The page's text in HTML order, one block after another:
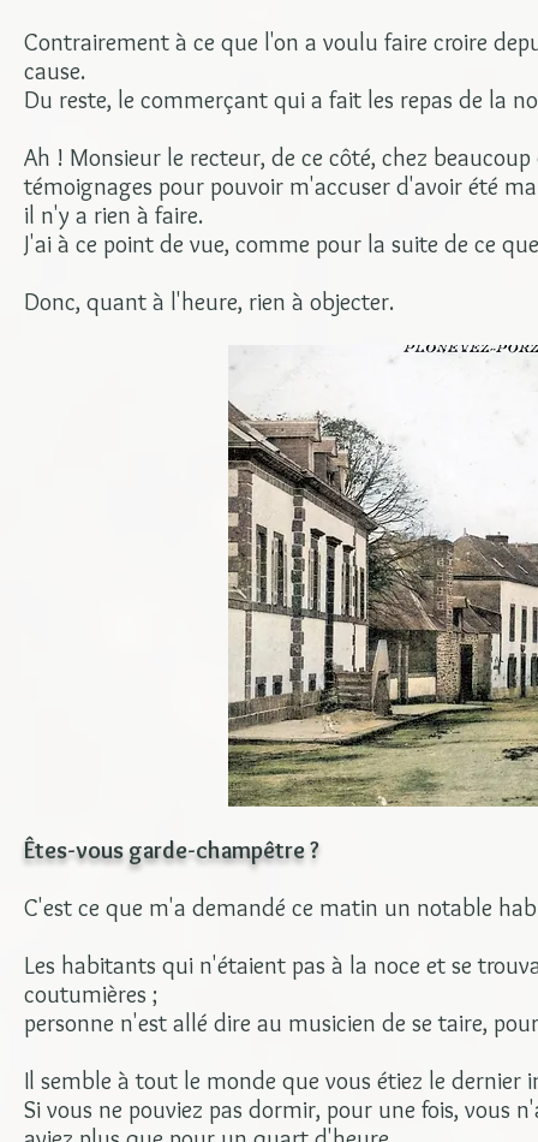
Contrairement à ce que l'on a voulu faire croire
cause.
Du reste, le commerçant qui a fait les repas de la
Ah ! Monsieur le recteur, de ce côté, chez
témoignages pour pouvoir m'accuser d'avoir été
il n'y a rien à faire.
J'ai à ce point de vue, comme pour la suite de ce
Donc, quant à l'heure, rien à objecter.
Êtes-vous garde-champêtre ?
C'est ce que m'a demandé ce matin un notable
Les habitants qui n'étaient pas à la noce et se
coutumières ;
personne n'est allé dire au musicien de se taire,
Il semble à tout le monde que vous étiez le dernier
Si vous ne pouviez pas dormir, pour une fois, vous